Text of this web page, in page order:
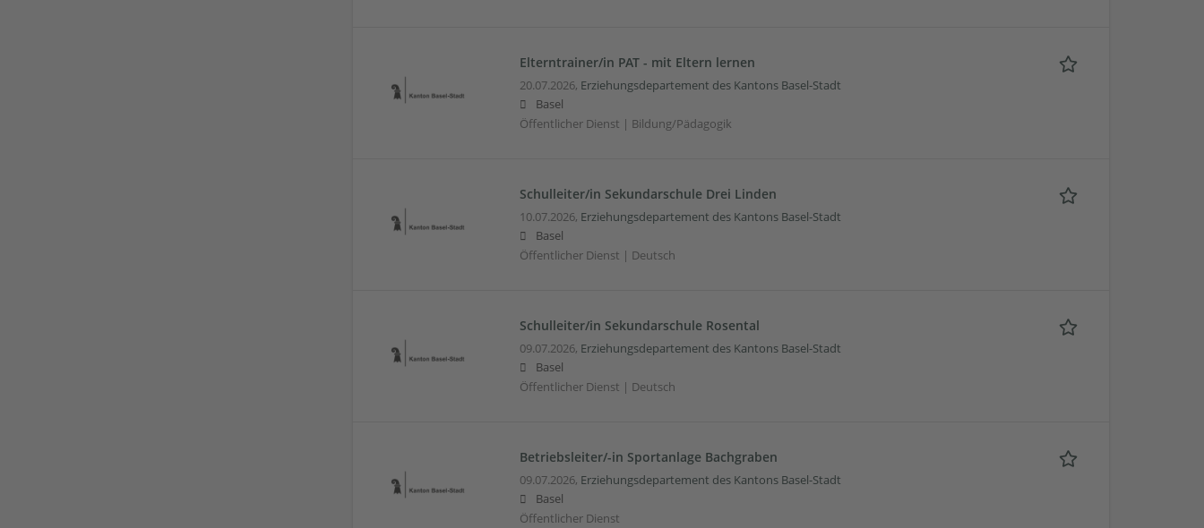
Elterntrainer/in PAT - mit Eltern lernen
20.07.2026, Erziehungsdepartement des Kantons Basel-Stadt
Basel
Öffentlicher Dienst | Bildung/Pädagogik
Schulleiter/in Sekundarschule Drei Linden
10.07.2026, Erziehungsdepartement des Kantons Basel-Stadt
Basel
Öffentlicher Dienst | Deutsch
Schulleiter/in Sekundarschule Rosental
09.07.2026, Erziehungsdepartement des Kantons Basel-Stadt
Basel
Öffentlicher Dienst | Deutsch
Betriebsleiter/-in Sportanlage Bachgraben
09.07.2026, Erziehungsdepartement des Kantons Basel-Stadt
Basel
Öffentlicher Dienst